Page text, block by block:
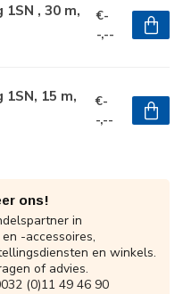
, 30 m,
€-
-,--
15 m,
€-
-,--
ons!
in
-accessoires,
en winkels.
of advies.
(0)11 49 46 90